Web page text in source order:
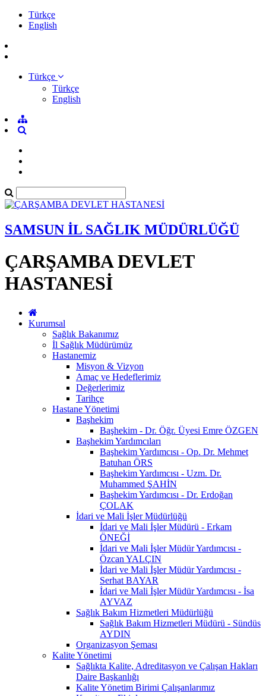
Türkçe
English
Türkçe
Türkçe
English
SAMSUN İL SAĞLIK MÜDÜRLÜĞÜ
ÇARŞAMBA DEVLET
HASTANESİ
Kurumsal
Sağlık Bakanımız
İl Sağlık Müdürümüz
Hastanemiz
Misyon & Vizyon
Amaç ve Hedeflerimiz
Değerlerimiz
Tarihçe
Hastane Yönetimi
Başhekim
Başhekim - Dr. Öğr. Üyesi Emre ÖZGEN
Başhekim Yardımcıları
Başhekim Yardımcısı - Op. Dr. Mehmet
Batuhan ÖRS
Başhekim Yardımcısı - Uzm. Dr.
Muhammed ŞAHİN
Başhekim Yardımcısı - Dr. Erdoğan
ÇOLAK
İdari ve Mali İşler Müdürlüğü
İdari ve Mali İşler Müdürü - Erkam
ÖNEĞİ
İdari ve Mali İşler Müdür Yardımcısı -
Özcan YALÇIN
İdari ve Mali İşler Müdür Yardımcısı -
Serhat BAYAR
İdari ve Mali İşler Müdür Yardımcısı - İsa
AYVAZ
Sağlık Bakım Hizmetleri Müdürlüğü
Sağlık Bakım Hizmetleri Müdürü - Sündüs
AYDIN
Organizasyon Şeması
Kalite Yönetimi
Sağlıkta Kalite, Adreditasyon ve Çalışan Hakları
Daire Başkanlığı
Kalite Yönetim Birimi Çalışanlarımız